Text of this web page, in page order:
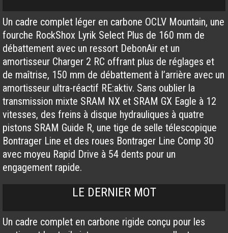
Un cadre complet léger en carbone OCLV Mountain, une
fourche RockShox Lyrik Select Plus de 160 mm de
débattement avec un ressort DebonAir et un
amortisseur Charger 2 RC offrant plus de réglages et
de maîtrise, 150 mm de débattement à l’arrière avec un
amortisseur ultra-réactif RE:aktiv. Sans oublier la
transmission mixte SRAM NX et SRAM GX Eagle à 12
vitesses, des freins à disque hydrauliques à quatre
pistons SRAM Guide R, une tige de selle télescopique
Bontrager Line et des roues Bontrager Line Comp 30
avec moyeu Rapid Drive à 54 dents pour un
engagement rapide.
LE DERNIER MOT
Un cadre complet en carbone rigide conçu pour les